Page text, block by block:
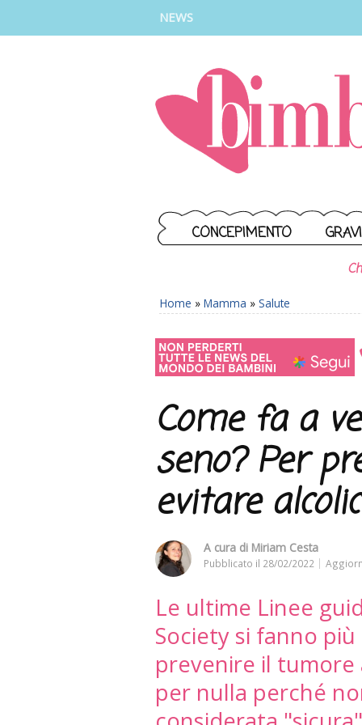
NEWS
CONCEPIMENTO
Home » Mamma » Salute
Come fa a
seno? Per
evitare
A cura di Miriam Cesta
Pubblicato il 28/02/2022
Le ultime Linee
Society si fanno
prevenire il tumore
per nulla perché